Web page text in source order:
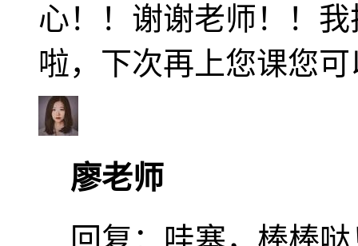
心！！谢谢老师！！
啦，下次再上您课您
廖老师